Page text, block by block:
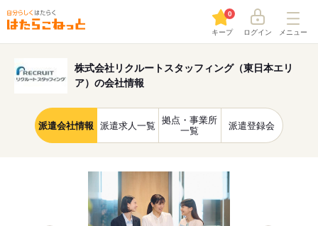
キープ
0
ログイン メニュー
株式会社リクルートスタッフィング（東日本エリ
ア）の会社情報
派遣会社情報 派遣求人一覧
拠点・事業所
一覧
派遣登録会